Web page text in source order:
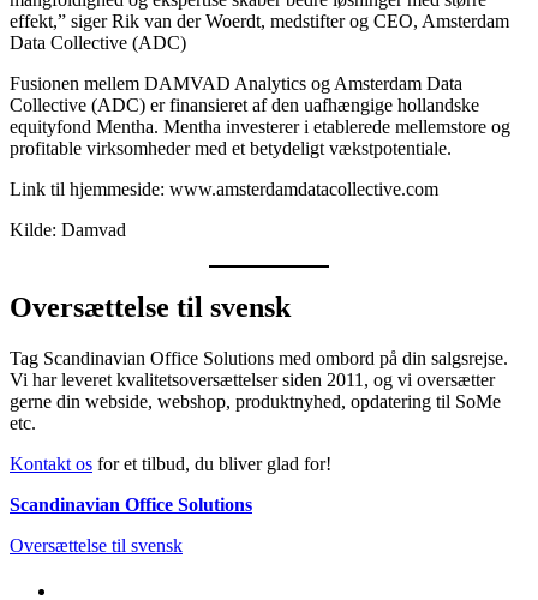
effekt,” siger Rik van der Woerdt, medstifter og CEO, Amsterdam
Data Collective (ADC)
Fusionen mellem DAMVAD Analytics og Amsterdam Data
Collective (ADC) er finansieret af den uafhængige hollandske
equityfond Mentha. Mentha investerer i etablerede mellemstore og
profitable virksomheder med et betydeligt vækstpotentiale.
Link til hjemmeside: www.amsterdamdatacollective.com
Kilde: Damvad
Oversættelse til svensk
Tag Scandinavian Office Solutions med ombord på din salgsrejse.
Vi har leveret kvalitetsoversættelser siden 2011, og vi oversætter
gerne din webside, webshop, produktnyhed, opdatering til SoMe
etc.
Kontakt os for et tilbud, du bliver glad for!
Scandinavian Office Solutions
Oversættelse til svensk